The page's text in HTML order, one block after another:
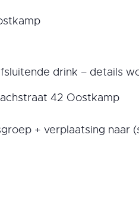
drink – details
42 Oostkamp
+ verplaatsing